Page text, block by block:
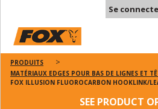
Se
PRODUITS
MATÉRIAUX EDGES POUR BAS DE LIGNES ET
FOX ILLUSION FLUOROCARBON HOOKLINK/
SEE PRODUCT